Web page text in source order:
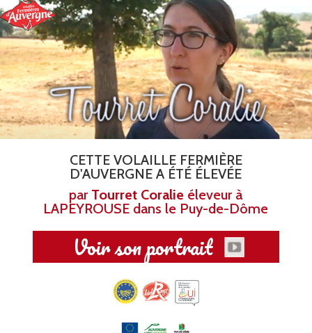
Aller
au
contenu
principal
CETTE VOLAILLE FERMIÈRE
D'AUVERGNE A ÉTÉ ÉLEVÉE
par Tourret Coralie éleveur à
LAPEYROUSE dans le Puy-de-Dôme
Voir son portrait